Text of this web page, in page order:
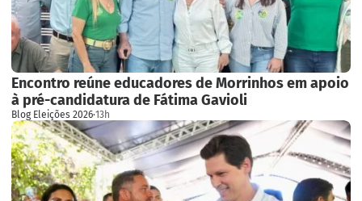
Encontro reúne educadores de Morrinhos em apoio
à pré-candidatura de Fátima Gavioli
Blog Eleições 2026·13h